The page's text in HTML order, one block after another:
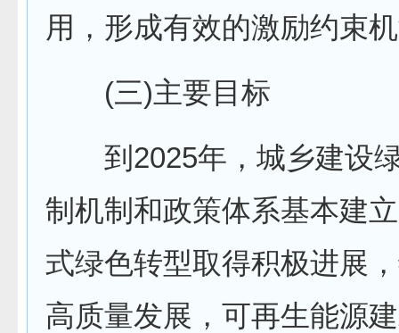
用，形成有效的激励约束
(三)主要目标
到2025年，城乡建设
制机制和政策体系基本建
式绿色转型取得积极进展
高质量发展，可再生能源